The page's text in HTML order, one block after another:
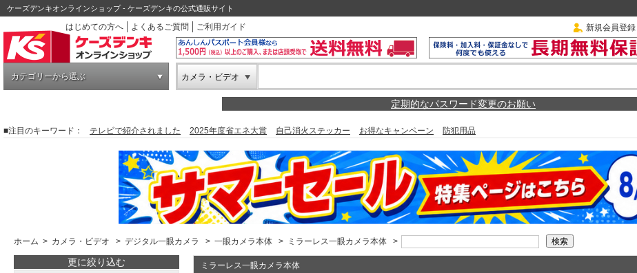
ケーズデンキオンラインショップ - ケーズデンキの公式通販サイト
はじめての方へ
よくあるご質問 ご利用ガイド 新規会員登録
カテゴリーから選ぶ カメラ・ビデオ
定期的なパスワード変更のお願い
■注目のキーワード： テレビで紹介されました 2025年度省エネ大賞 自己消火ステッカー お得なキャンペーン 防犯用品
ホーム > カメラ・ビデオ > デジタル一眼カメラ > 一眼カメラ本体 > ミラーレス一眼カメラ本体 >
更に絞り込む ミラーレス一眼カメラ本体